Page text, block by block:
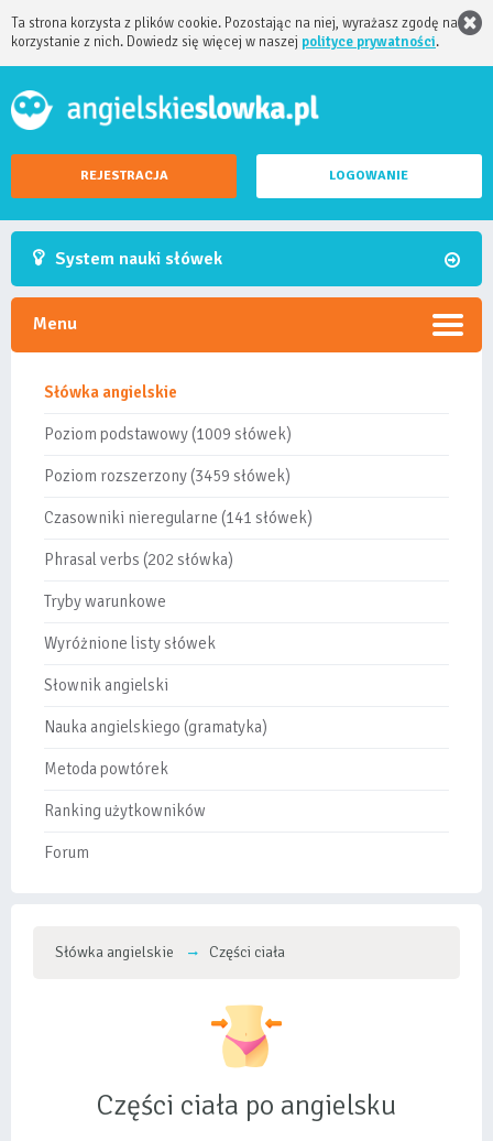
Ta strona korzysta z plików cookie. Pozostając na niej, wyrażasz zgodę na
korzystanie z nich. Dowiedz się więcej w naszej polityce prywatności.
REJESTRACJA LOGOWANIE
System nauki słówek
Menu
Słówka angielskie
Poziom podstawowy (1009 słówek)
Poziom rozszerzony (3459 słówek)
Czasowniki nieregularne (141 słówek)
Phrasal verbs (202 słówka)
Tryby warunkowe
Wyróżnione listy słówek
Słownik angielski
Nauka angielskiego (gramatyka)
Metoda powtórek
Ranking użytkowników
Forum
Słówka angielskie Części ciała
Części ciała po angielsku